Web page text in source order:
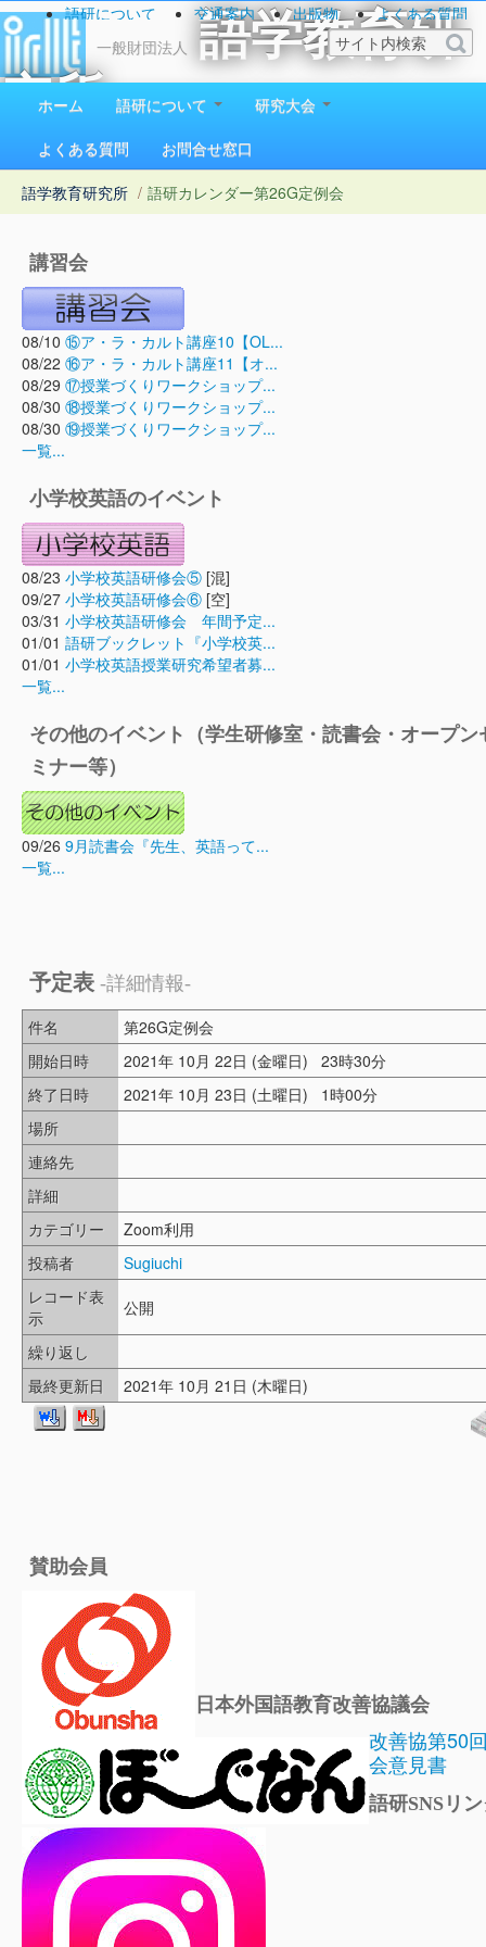
一般財団法人
語学教育研
究所
1923（大正12）年創立
語研について 交通案内 出版物
よくある質問
お問い合わせ
ホーム 語研について
研究大会
よくある質問
お問合せ窓口
語学教育研究所 / 語研カレンダー第26G定例会
講習会
08/10 ⑮ア・ラ・カルト講座10【OL...
08/22 ⑯ア・ラ・カルト講座11【オ...
08/29 ⑰授業づくりワークショップ...
08/30 ⑱授業づくりワークショップ...
08/30 ⑲授業づくりワークショップ...
一覧...
小学校英語のイベント
08/23 小学校英語研修会⑤ [混]
09/27 小学校英語研修会⑥ [空]
03/31 小学校英語研修会 年間予定...
01/01 語研ブックレット『小学校英...
01/01 小学校英語授業研究希望者募...
一覧...
その他のイベント（学生研修室・読書会・オープン
ミナー等）
09/26 9月読書会『先生、英語って...
一覧...
予定表 -詳細情報-
件名
第26G定例会
開始日時
2021年 10月 22日 (金曜日) 23時30分
終了日時
2021年 10月 23日 (土曜日) 1時00分
場所
連絡先
詳細
カテゴリー
Zoom利用
投稿者
Sugiuchi
レコード表
示
公開
繰り返し
最終更新日
2021年 10月 21日 (木曜日)
賛助会員
日本外国語教育改善協議会
改善協第50
会意見書
語研SNSリ